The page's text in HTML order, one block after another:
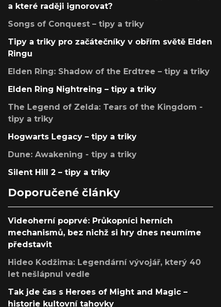
a které raději ignorovat?
Songs of Conquest – tipy a triky
Tipy a triky pro začátečníky v obřím světě Elden
Ringu
Elden Ring: Shadow of the Erdtree – tipy a triky
Elden Ring Nightreing – tipy a triky
The Legend of Zelda: Tears of the Kingdom -
tipy a triky
Hogwarts Legacy – tipy a triky
Dune: Awakening - tipy a triky
Silent Hill 2 – tipy a triky
Doporučené články
Videoherní poprvé: Průkopníci herních
mechanismů, bez nichž si hry dnes neumíme
představit
Hideo Kodžima: Legendární vývojář, který 40
let nešlápnul vedle
Tak jde čas s Heroes of Might and Magic –
historie kultovní tahovky